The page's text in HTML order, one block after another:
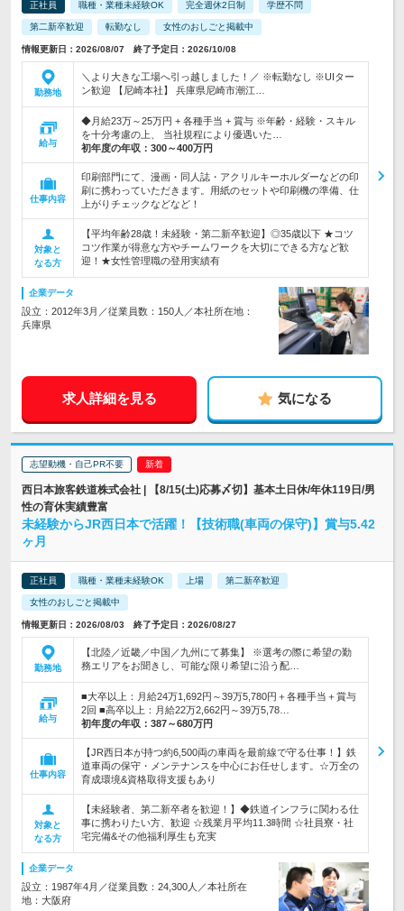
正社員 職種・業種未経験OK 完全週休2日制 学歴不問
第二新卒歓迎 転勤なし 女性のおしごと掲載中
情報更新日：2026/08/07 終了予定日：2026/10/08
勤務地
＼より大きな工場へ引っ越しました！／ ※転勤なし ※UIター
ン歓迎 【尼崎本社】 兵庫県尼崎市潮江…
給与
◆月給23万～25万円 + 各種手当 + 賞与 ※年齢・経験・スキル
を十分考慮の上、 当社規程により優遇いた…
初年度の年収： 300～400万円
仕事内容
印刷部門にて、漫画・同人誌・アクリルキーホルダーなどの印
刷に携わっていただきます。用紙のセットや印刷機の準備、仕
上がりチェックなどなど！
対象と
なる方
【平均年齢28歳！未経験・第二新卒歓迎】◎35歳以下 ★コツ
コツ作業が得意な方やチームワークを大切にできる方など歓
迎！★女性管理職の登用実績有
企業データ
設立：2012年3月／従業員数：150人／本社所在地：
兵庫県
求人詳細を見る 気になる
志望動機・自己PR不要
西日本旅客鉄道株式会社 | 【8/15(土)応募〆切】基本土日休/年休119日/男
性の育休実績豊富
未経験からJR西日本で活躍！【技術職(車両の保守)】賞与5.42
ヶ月
正社員 職種・業種未経験OK 上場 第二新卒歓迎
女性のおしごと掲載中
情報更新日：2026/08/03 終了予定日：2026/08/27
勤務地
【北陸／近畿／中国／九州にて募集】 ※選考の際に希望の勤
務エリアをお聞きし、可能な限り希望に沿う配…
給与
■大卒以上：月給24万1,692円～39万5,780円＋各種手当＋賞与
2回 ■高卒以上：月給22万2,662円～39万5,78…
初年度の年収： 387～680万円
仕事内容
【JR西日本が持つ約6,500両の車両を最前線で守る仕事！】鉄
道車両の保守・メンテナンスを中心にお任せします。☆万全の
育成環境&資格取得支援もあり
対象と
なる方
【未経験者、第二新卒者を歓迎！】◆鉄道インフラに関わる仕
事に携わりたい方、歓迎 ☆残業月平均11.3時間 ☆社員寮・社
宅完備&その他福利厚生も充実
企業データ
設立：1987年4月／従業員数：24,300人／本社所在
地：大阪府